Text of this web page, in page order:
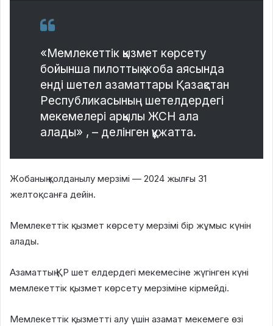
«Мемлекеттік қызмет көрсету
бойынша пилоттық жоба аясында
енді шетел азаматтары Қазақстан
Республикасының шетелдердегі
мекемелері арқылы ЖСН ала
алады» , – делінген құжатта.
Жобаның қолданылу мерзімі — 2024 жылғы 31
желтоқсанға дейін.
Мемлекеттік қызмет көрсету мерзімі бір жұмыс күнін
алады.
Азаматтың ҚР шет елдердегі мекемесіне жүгінген күні
мемлекеттік қызмет көрсету мерзіміне кірмейді.
Мемлекеттік қызметті алу үшін азамат мекемеге өзі